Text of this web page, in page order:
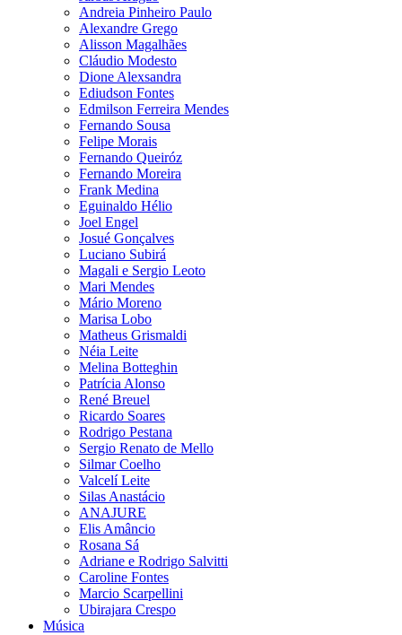
Andreia Pinheiro Paulo
Alexandre Grego
Alisson Magalhães
Cláudio Modesto
Dione Alexsandra
Ediudson Fontes
Edmilson Ferreira Mendes
Fernando Sousa
Felipe Morais
Fernando Queiróz
Fernando Moreira
Frank Medina
Eguinaldo Hélio
Joel Engel
Josué Gonçalves
Luciano Subirá
Magali e Sergio Leoto
Mari Mendes
Mário Moreno
Marisa Lobo
Matheus Grismaldi
Néia Leite
Melina Botteghin
Patrícia Alonso
René Breuel
Ricardo Soares
Rodrigo Pestana
Sergio Renato de Mello
Silmar Coelho
Valcelí Leite
Silas Anastácio
ANAJURE
Elis Amâncio
Rosana Sá
Adriane e Rodrigo Salvitti
Caroline Fontes
Marcio Scarpellini
Ubirajara Crespo
Música